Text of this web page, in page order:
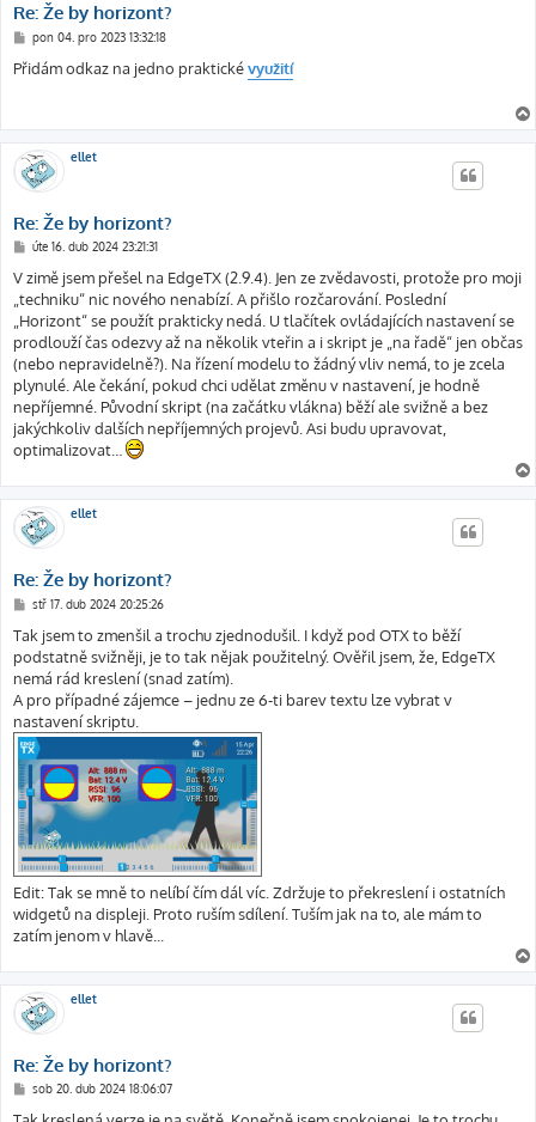
Re: Že by horizont?
P
í
s
k
pon 04. pro 2023 13:32:18
Přidám odkaz na jedno praktickévyužití
ellet
Re: Že by horizont?
P
í
p
ě
e
k
úte 16. dub 2024 23:21:31
V zimě jsem přešel na EdgeTX (2.9.4). Jen ze zvědavosti, protože pro moji
„techniku“ nic nového nenabízí. A přišlo rozčarování. Poslední
„Horizont“ se použít prakticky nedá. U tlačítek ovládajících nastavení se
prodlouží čas odezvy až na několik vteřin a i skript je „na řadě“ jen občas
(nebo nepravidelně?). Na řízení modelu to žádný vliv nemá, to je zcela
plynulé. Ale čekání, pokud chci udělat změnu v nastavení, je hodně
nepříjemné. Původní skript (na začátku vlákna) běží ale svižně a bez
jakýchkoliv dalších nepříjemných projevů. Asi budu upravovat,
optimalizovat…
ellet
Re: Že by horizont?
P
í
s
p
ě
v
e
k
stř 17. dub 2024 20:25:26
Tak jsem to zmenšil a trochu zjednodušil. I když pod OTX to běží
podstatně svižněji, je to tak nějak použitelný. Ověřil jsem, že, EdgeTX
nemá rád kreslení (snad zatím).
A pro případné zájemce – jednu ze 6-ti barev textu lze vybrat v
nastavení skriptu.
Edit: Tak se mně to nelíbí čím dál víc. Zdržuje to překreslení i ostatních
widgetů na displeji. Proto ruším sdílení. Tuším jak na to, ale mám to
zatím jenom v hlavě...
ellet
Re: Že by horizont?
P
í
sob 20. dub 2024 18:06:07